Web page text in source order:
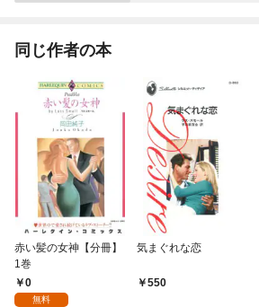
同じ作者の本
赤い髪の女神【分冊】
1巻
0
無料
気まぐれな恋
550